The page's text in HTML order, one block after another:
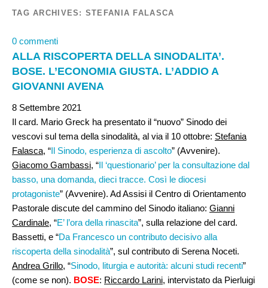
TAG ARCHIVES: STEFANIA FALASCA
0 commenti
ALLA RISCOPERTA DELLA SINODALITA’.
BOSE. L’ECONOMIA GIUSTA. L’ADDIO A
GIOVANNI AVENA
8 Settembre 2021
Il card. Mario Greck ha presentato il “nuovo” Sinodo dei
vescovi sul tema della sinodalità, al via il 10 ottobre: Stefania
Falasca, “Il Sinodo, esperienza di ascolto” (Avvenire).
Giacomo Gambassi, “Il ‘questionario’ per la consultazione dal
basso, una domanda, dieci tracce. Così le diocesi
protagoniste” (Avvenire). Ad Assisi il Centro di Orientamento
Pastorale discute del cammino del Sinodo italiano: Gianni
Cardinale, “E’ l’ora della rinascita”, sulla relazione del card.
Bassetti, e “Da Francesco un contributo decisivo alla
riscoperta della sinodalità”, sul contributo di Serena Noceti.
Andrea Grillo, “Sinodo, liturgia e autorità: alcuni studi recenti”
(come se non). BOSE: Riccardo Larini, intervistato da Pierluigi